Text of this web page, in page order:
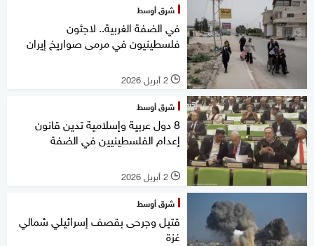
شرق أوسط
في الضفة الغربية.. لاجئون
فلسطينيون في مرمى صواريخ إيران
l 2 أبريل 2026
شرق أوسط
8 دول عربية وإسلامية تدين قانون
إعدام الفلسطينيين في الضفة
l 2 أبريل 2026
شرق أوسط
قتيل وجرحى بقصف إسرائيلي شمالي
غزة